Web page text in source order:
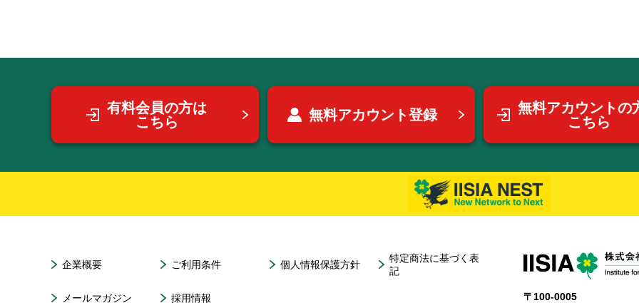
有料会員の方は
こちら
無料アカウント登録
無料アカウントの
こちら
企業概要 ご利用条件 個人情報保護方針
特定商法に基づく表
記
メールマガジン 採用情報 〒100-0005